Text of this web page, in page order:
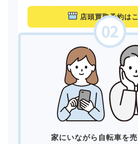
店頭買取予約は
家にいながら自転車を売